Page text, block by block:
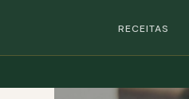
RECEITAS